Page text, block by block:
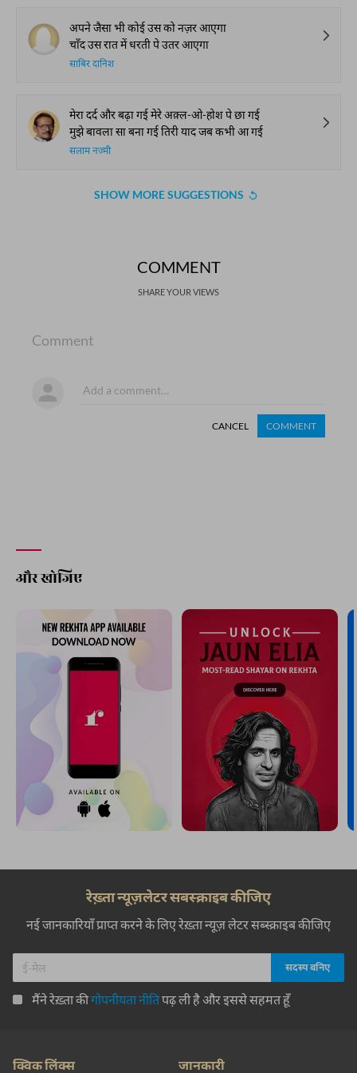
अपने जैसा भी कोई उस को नज़र आएगा
चाँद उस रात में धरती पे उतर आएगा
साबिर दानिश
मेरा दर्द और बढ़ा गई मेरे अक़्ल-ओ-होश पे छा गई
मुझे बावला सा बना गई तिरी याद जब कभी आ गई
सलाम नज्मी
SHOW MORE SUGGESTIONS
COMMENT
SHARE YOUR VIEWS
Comment
CANCEL COMMENT
और खोजिए
रेख़्ता न्यूज़लेटर सबस्क्राइब कीजिए
नई जानकारियाँ प्राप्त करने के लिए रेख़्ता न्यूज़ लेटर सब्स्क्राइब कीजिए
मैंने रेख़्ता कीगोपनीयता नीतिपढ़ ली है और इससे सहमत हूँ
क्विक लिंक्स जानकारी